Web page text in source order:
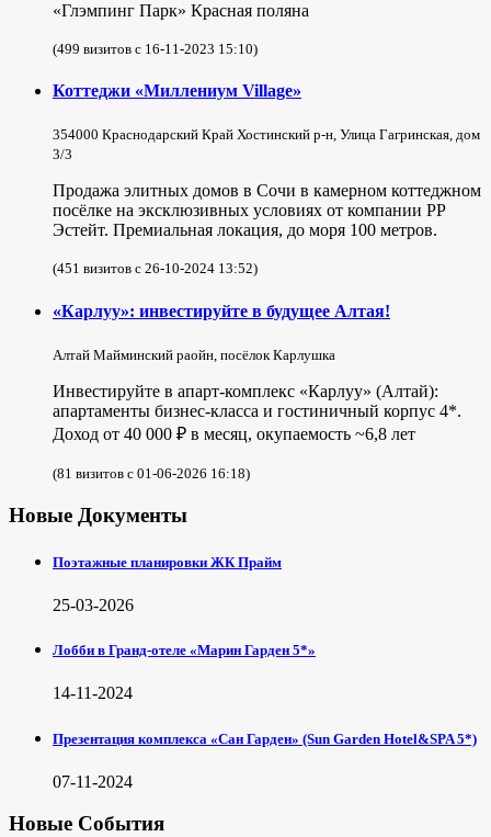
«Глэмпинг Парк» Красная поляна
(499 визитов с 16-11-2023 15:10)
Коттеджи «Миллениум Village»
354000 Краснодарский Край Хостинский р-н, Улица Гагринская, дом
3/3
Продажа элитных домов в Сочи в камерном коттеджном
посёлке на эксклюзивных условиях от компании РР
Эстейт. Премиальная локация, до моря 100 метров.
(451 визитов с 26-10-2024 13:52)
«Карлуу»: инвестируйте в будущее Алтая!
Алтай Майминский раойн, посёлок Карлушка
Инвестируйте в апарт-комплекс «Карлуу» (Алтай):
апартаменты бизнес-класса и гостиничный корпус 4*.
Доход от 40 000 ₽ в месяц, окупаемость ~6,8 лет
(81 визитов с 01-06-2026 16:18)
Новые Документы
Поэтажные планировки ЖК Прайм
25-03-2026
Лобби в Гранд-отеле «Марин Гарден 5*»
14-11-2024
Презентация комплекса «Сан Гарден» (Sun Garden Hotel&SPA 5*)
07-11-2024
Новые События